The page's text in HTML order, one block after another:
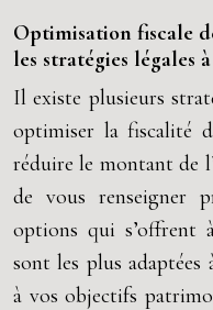
Optimisation fiscale
les stratégies légales
Il existe plusieurs
optimiser la fiscalité
réduire le montant de
de vous renseigner
options qui s’offrent
sont les plus
à vos objectifs